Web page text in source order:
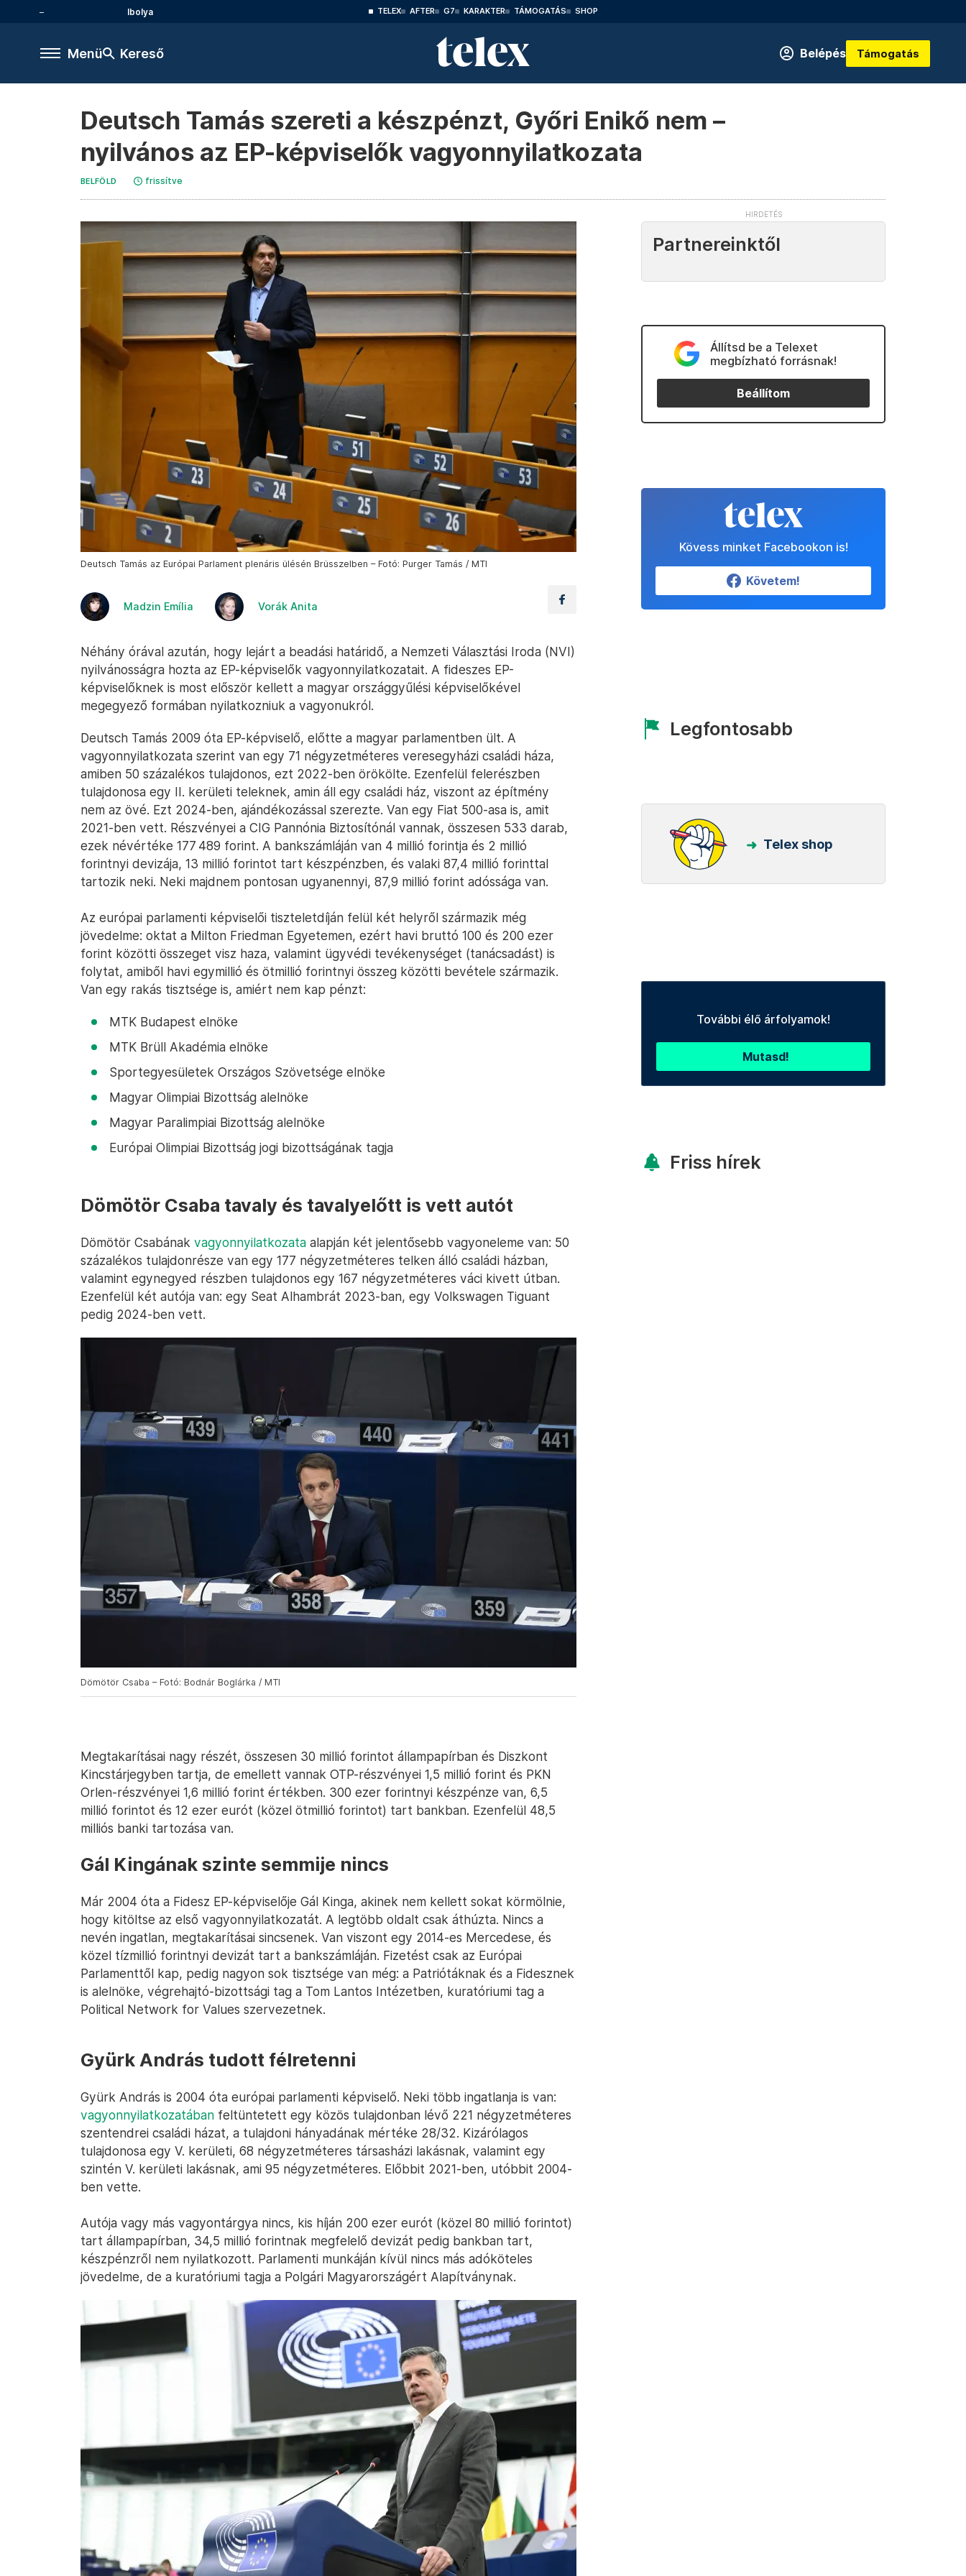
Ibolya TELEX AFTER G7 KARAKTER TÁMOGATÁS SHOP
Menü Kereső Belépés Támogatás
Deutsch Tamás szereti a készpénzt, Győri Enikő nem –
nyilvános az EP-képviselők vagyonnyilatkozata
BELFÖLD frissítve
Deutsch Tamás az Európai Parlament plenáris ülésén Brüsszelben – Fotó: Purger Tamás / MTI
Madzin Emília Vorák Anita
Néhány órával azután, hogy lejárt a beadási határidő, a Nemzeti Választási Iroda (NVI)
nyilvánosságra hozta az EP-képviselők vagyonnyilatkozatait. A fideszes EP-
képviselőknek is most először kellett a magyar országgyűlési képviselőkével
megegyező formában nyilatkozniuk a vagyonukról.
Deutsch Tamás 2009 óta EP-képviselő, előtte a magyar parlamentben ült. A
vagyonnyilatkozata szerint van egy 71 négyzetméteres veresegyházi családi háza,
amiben 50 százalékos tulajdonos, ezt 2022-ben örökölte. Ezenfelül felerészben
tulajdonosa egy II. kerületi teleknek, amin áll egy családi ház, viszont az építmény
nem az övé. Ezt 2024-ben, ajándékozással szerezte. Van egy Fiat 500-asa is, amit
2021-ben vett. Részvényei a CIG Pannónia Biztosítónál vannak, összesen 533 darab,
ezek névértéke 177 489 forint. A bankszámláján van 4 millió forintja és 2 millió
forintnyi devizája, 13 millió forintot tart készpénzben, és valaki 87,4 millió forinttal
tartozik neki. Neki majdnem pontosan ugyanennyi, 87,9 millió forint adóssága van.
Az európai parlamenti képviselői tiszteletdíján felül két helyről származik még
jövedelme: oktat a Milton Friedman Egyetemen, ezért havi bruttó 100 és 200 ezer
forint közötti összeget visz haza, valamint ügyvédi tevékenységet (tanácsadást) is
folytat, amiből havi egymillió és ötmillió forintnyi összeg közötti bevétele származik.
Van egy rakás tisztsége is, amiért nem kap pénzt:
MTK Budapest elnöke
MTK Brüll Akadémia elnöke
Sportegyesületek Országos Szövetsége elnöke
Magyar Olimpiai Bizottság alelnöke
Magyar Paralimpiai Bizottság alelnöke
Európai Olimpiai Bizottság jogi bizottságának tagja
Dömötör Csaba tavaly és tavalyelőtt is vett autót
Dömötör Csabának vagyonnyilatkozata alapján két jelentősebb vagyoneleme van: 50
százalékos tulajdonrésze van egy 177 négyzetméteres telken álló családi házban,
valamint egynegyed részben tulajdonos egy 167 négyzetméteres váci kivett útban.
Ezenfelül két autója van: egy Seat Alhambrát 2023-ban, egy Volkswagen Tiguant
pedig 2024-ben vett.
Dömötör Csaba – Fotó: Bodnár Boglárka / MTI
Megtakarításai nagy részét, összesen 30 millió forintot állampapírban és Diszkont
Kincstárjegyben tartja, de emellett vannak OTP-részvényei 1,5 millió forint és PKN
Orlen-részvényei 1,6 millió forint értékben. 300 ezer forintnyi készpénze van, 6,5
millió forintot és 12 ezer eurót (közel ötmillió forintot) tart bankban. Ezenfelül 48,5
milliós banki tartozása van.
Gál Kingának szinte semmije nincs
Már 2004 óta a Fidesz EP-képviselője Gál Kinga, akinek nem kellett sokat körmölnie,
hogy kitöltse az első vagyonnyilatkozatát. A legtöbb oldalt csak áthúzta. Nincs a
nevén ingatlan, megtakarításai sincsenek. Van viszont egy 2014-es Mercedese, és
közel tízmillió forintnyi devizát tart a bankszámláján. Fizetést csak az Európai
Parlamenttől kap, pedig nagyon sok tisztsége van még: a Patriótáknak és a Fidesznek
is alelnöke, végrehajtó-bizottsági tag a Tom Lantos Intézetben, kuratóriumi tag a
Political Network for Values szervezetnek.
Gyürk András tudott félretenni
Gyürk András is 2004 óta európai parlamenti képviselő. Neki több ingatlanja is van:
vagyonnyilatkozatában feltüntetett egy közös tulajdonban lévő 221 négyzetméteres
szentendrei családi házat, a tulajdoni hányadának mértéke 28/32. Kizárólagos
tulajdonosa egy V. kerületi, 68 négyzetméteres társasházi lakásnak, valamint egy
szintén V. kerületi lakásnak, ami 95 négyzetméteres. Előbbit 2021-ben, utóbbit 2004-
ben vette.
Autója vagy más vagyontárgya nincs, kis híján 200 ezer eurót (közel 80 millió forintot)
tart állampapírban, 34,5 millió forintnak megfelelő devizát pedig bankban tart,
készpénzről nem nyilatkozott. Parlamenti munkáján kívül nincs más adóköteles
jövedelme, de a kuratóriumi tagja a Polgári Magyarországért Alapítványnak.
Partnereinktől
Állítsd be a Telexet
megbízható forrásnak!
Beállítom
Kövess minket Facebookon is!
Követem!
Legfontosabb
Telex shop
További élő árfolyamok!
Mutasd!
Friss hírek